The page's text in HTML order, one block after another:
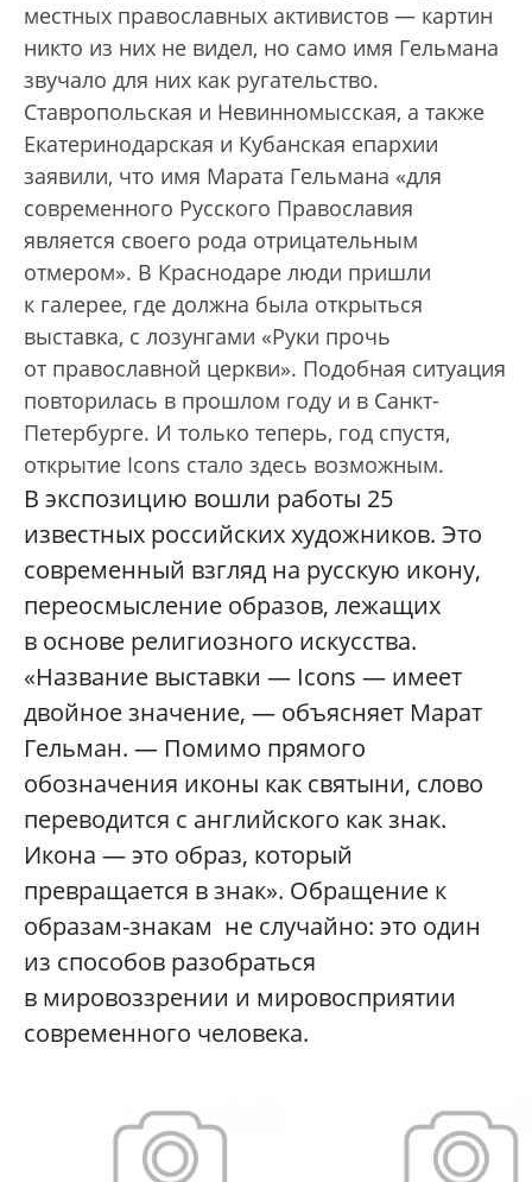
местных православных активистов — картин
никто из них не видел, но само имя Гельмана
звучало для них как ругательство.
Ставропольская и Невинномысская, а также
Екатеринодарская и Кубанская епархии
заявили, что имя Марата Гельмана «для
современного Русского Православия
является своего рода отрицательным
отмером». В Краснодаре люди пришли
к галерее, где должна была открыться
выставка, с лозунгами «Руки прочь
от православной церкви». Подобная ситуация
повторилась в прошлом году и в Санкт-
Петербурге. И только теперь, год спустя,
открытие Icons стало здесь возможным.
В экспозицию вошли работы 25
известных российских художников. Это
современный взгляд на русскую икону,
переосмысление образов, лежащих
в основе религиозного искусства.
«Название выставки — Icons — имеет
двойное значение, — объясняет Марат
Гельман. — Помимо прямого
обозначения иконы как святыни, слово
переводится с английского как знак.
Икона — это образ, который
превращается в знак». Обращение к
образам-знакам не случайно: это один
из способов разобраться
в мировоззрении и мировосприятии
современного человека.